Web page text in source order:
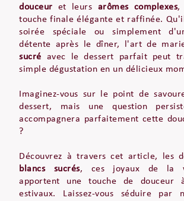
douceur et leurs arômes complexes,
touche finale élégante et raffinée.
soirée spéciale ou simplement
détente après le dîner, l'art de
sucré avec le dessert parfait peut
simple dégustation en un délicieux
Imaginez-vous sur le point de
dessert, mais une question
accompagnera parfaitement cette
?
Découvrez à travers cet article, les
blancs sucrés, ces joyaux de la
apportent une touche de douceur
estivaux. Laissez-vous séduire par